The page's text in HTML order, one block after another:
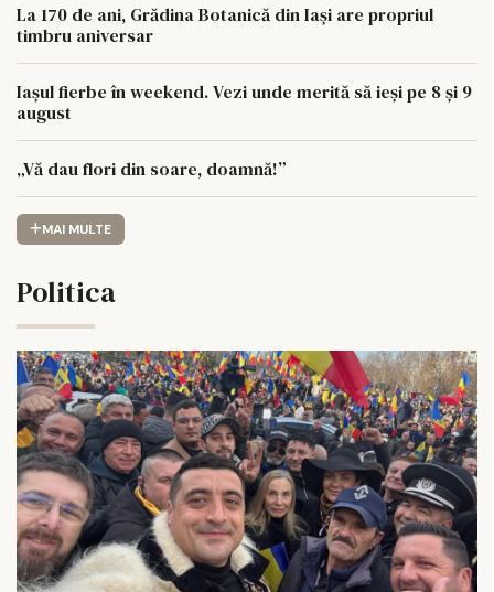
La 170 de ani, Grădina Botanică din Iași are propriul
timbru aniversar
Iașul fierbe în weekend. Vezi unde merită să ieși pe 8 și 9
august
„Vă dau flori din soare, doamnă!”
MAI MULTE
Politica